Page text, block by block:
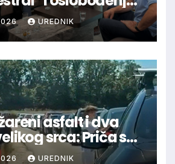
HNS-a
UREDNIK
asfalt i dva
srca: Priča s
regiju
UREDNIK